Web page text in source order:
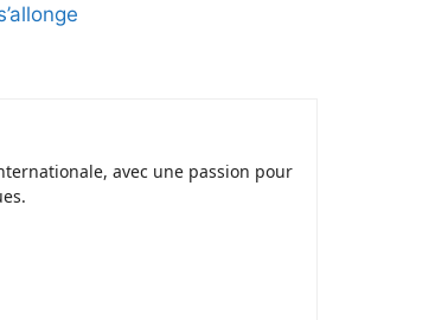
avec une passion pour